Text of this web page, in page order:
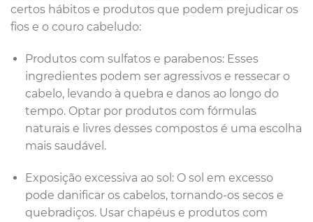
certos hábitos e produtos que podem prejudicar os
fios e o couro cabeludo:
Produtos com sulfatos e parabenos: Esses
ingredientes podem ser agressivos e ressecar o
cabelo, levando à quebra e danos ao longo do
tempo. Optar por produtos com fórmulas
naturais e livres desses compostos é uma escolha
mais saudável.
Exposição excessiva ao sol: O sol em excesso
pode danificar os cabelos, tornando-os secos e
quebradiços. Usar chapéus e produtos com